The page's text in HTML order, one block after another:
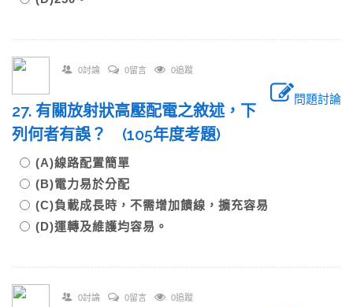
0討論 0留言 0追蹤
問題討論
27. 有關放射狀高壓配電之敘述，下
列何者有誤？ (105年度考題)
(A)線路配置簡單
(B)電力易於分配
(C)負載成長時，不需增加饋線，擴充容易
(D)運轉及維護均容易。
0討論 0留言 0追蹤